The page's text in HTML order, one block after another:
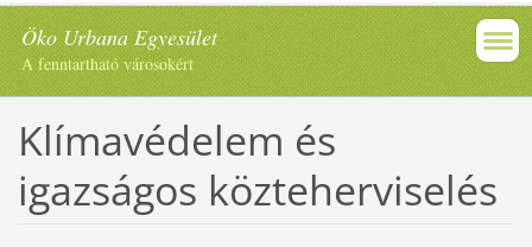
Öko Urbana Egyesület
A fenntartható városokért
Klímavédelem és
igazságos közteherviselés